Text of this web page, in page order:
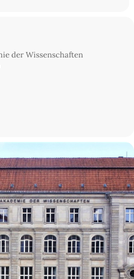
der Wissenschaften